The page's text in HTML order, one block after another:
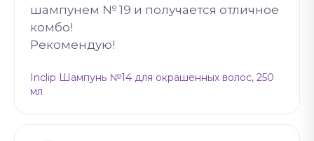
шампунем № 19 и получается отличное
комбо!
Рекомендую!
Inclip Шампунь №14 для окрашенных волос, 250
мл